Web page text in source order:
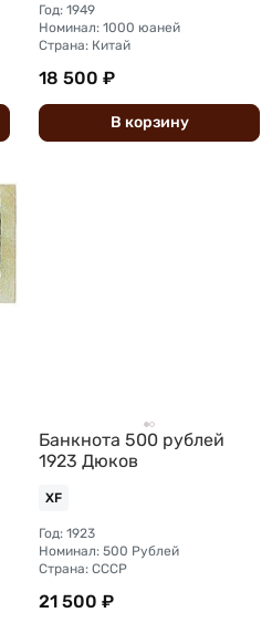
Год: 1949
Номинал: 1000 юаней
Страна: Китай
18 500 ₽
В корзину
Банкнота 500 рублей
1923 Дюков
XF
Год: 1923
Номинал: 500 Рублей
Страна: СССР
21 500 ₽